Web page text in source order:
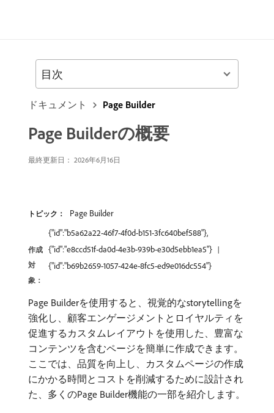
ドキュメント Page Builder
Page Builderの概要
最終更新日： 2026年6月16日
トピック： Page Builder
作成
対
象：
{"id":"b5a62a22-46f7-4f0d-b151-3fc640bef588"},
{"id":"e8ccd51f-da0d-4e3b-939b-e30d5ebb1ea5"}
{"id":"b69b2659-1057-424e-8fc5-ed9e016dc554"}
Page Builderを使用すると、視覚的なstorytellingを
強化し、顧客エンゲージメントとロイヤルティを
促進するカスタムレイアウトを使用した、豊富な
コンテンツを含むページを簡単に作成できます。
ここでは、品質を向上し、カスタムページの作成
にかかる時間とコストを削減するために設計され
た、多くのPage Builder機能の一部を紹介します。
目次